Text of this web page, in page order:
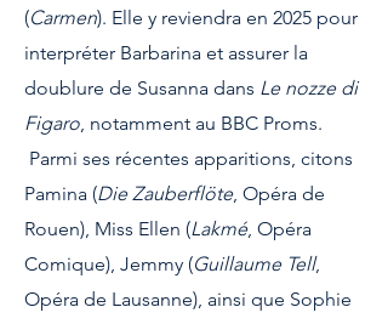
(Carmen). Elle y reviendra en 2025 pour
interpréter Barbarina et assurer la
doublure de Susanna dans Le nozze di
Figaro, notamment au BBC Proms.
Parmi ses récentes apparitions, citons
Pamina (Die Zauberflöte, Opéra de
Rouen), Miss Ellen (Lakmé, Opéra
Comique), Jemmy (Guillaume Tell,
Opéra de Lausanne), ainsi que Sophie